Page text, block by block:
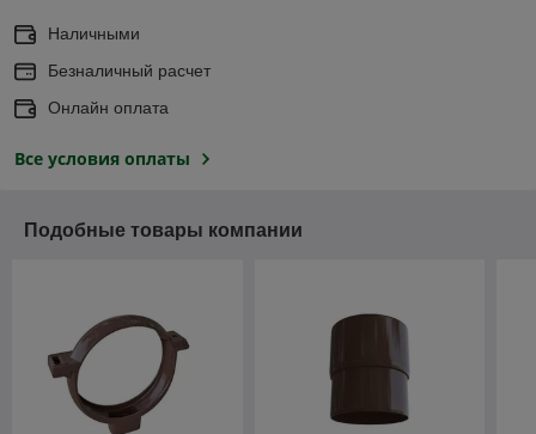
Наличными
Безналичный расчет
Онлайн оплата
Все условия оплаты
Подобные товары компании